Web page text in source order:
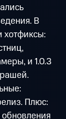
В
хотфиксы:
и 1.0.3
Плюс: